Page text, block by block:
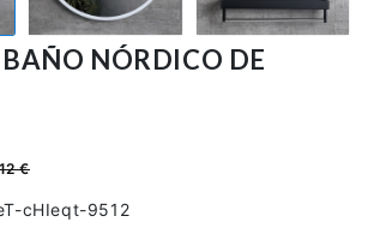
BAÑO NÓRDICO DE
€
cHIeqt-9512